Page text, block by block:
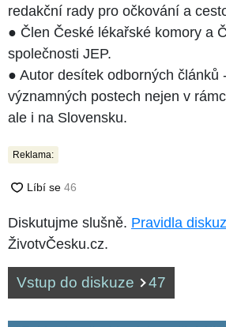
redakční rady pro očkování a
● Člen České lékařské komory a
společnosti JEP.
● Autor desítek odborných článků
významných postech nejen v
ale i na Slovensku.
Reklama:
Diskutujme slušně. Pravidla
ŽivotvČesku.cz.
Vstup do diskuze 47